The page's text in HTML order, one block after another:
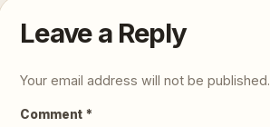
Leave a Reply
Your email address will not be published.
Comment *